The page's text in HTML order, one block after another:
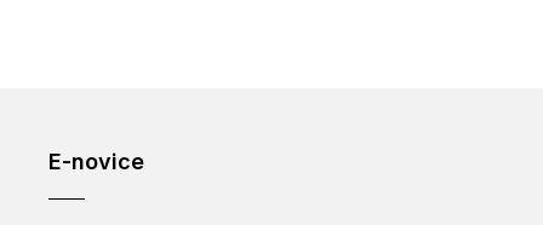
E-novice